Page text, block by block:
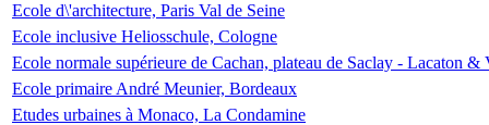
Ecole d\'architecture, Paris Val de Seine
Ecole inclusive Heliosschule, Cologne
Ecole normale supérieure de Cachan, plateau de Saclay - Lacaton &
Ecole primaire André Meunier, Bordeaux
Etudes urbaines à Monaco, La Condamine